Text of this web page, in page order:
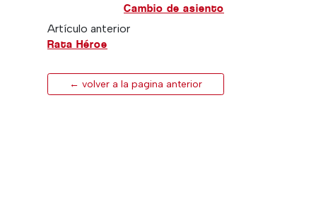
Cambio de asiento
Artículo anterior
Rata Héroe
← volver a la pagina anterior